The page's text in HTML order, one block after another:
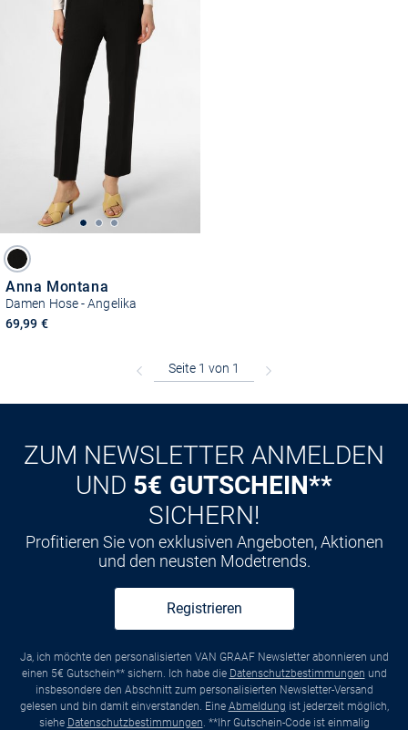
Anna Montana
Damen Hose - Angelika
69,99 €
ZUM NEWSLETTER ANMELDEN
UND 5€ GUTSCHEIN**
SICHERN!
Profitieren Sie von exklusiven Angeboten, Aktionen
und den neusten Modetrends.
Registrieren
Ja, ich möchte den personalisierten VAN GRAAF Newsletter abonnieren und
einen 5€ Gutschein** sichern. Ich habe die Datenschutzbestimmungen und
insbesondere den Abschnitt zum personalisierten Newsletter-Versand
gelesen und bin damit einverstanden. Eine Abmeldung ist jederzeit möglich,
siehe Datenschutzbestimmungen. **Ihr Gutschein-Code ist einmalig